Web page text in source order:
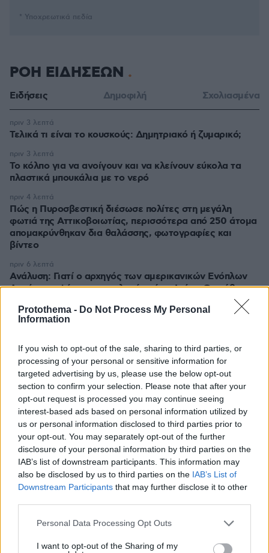
Protothema - Do Not Process My Personal
Information
If you wish to opt-out of the sale, sharing to third parties, or
processing of your personal or sensitive information for
targeted advertising by us, please use the below opt-out
section to confirm your selection. Please note that after your
opt-out request is processed you may continue seeing
interest-based ads based on personal information utilized by
us or personal information disclosed to third parties prior to
your opt-out. You may separately opt-out of the further
disclosure of your personal information by third parties on the
IAB’s list of downstream participants. This information may
also be disclosed by us to third parties on the IAB’s List of
Downstream Participants that may further disclose it to other
Please note that this website/app uses one or more Google
not limited to your visit or usage behaviour. You may click to
Personal Data Processing Opt Outs
I want to opt-out of the Sharing of my
* Υποχρεωτικά πεδία
ΡΟΗ ΕΙΔΗΣΕΩΝ
Ειδήσεις Δημοφιλή Σχολιασμένα
Τελικά τι είναι το κουσκούς: Δημητριακό ή ζυμαρικό;
πριν 3 λεπτά
Το κόλπο για να ανοίγουν και να κλείνουν εύκολα τα
πλαστικά μπουκάλια με το νερό
πριν 3 λεπτά
Πώς η Πυροσβεστική διέσωσε πολίτες στη μεγάλη
φωτιά της Αττικοβοιωτίας, περισσότερα από 250 άτομα
απομακρύνθηκαν δια θαλάσσης, φωτογραφίες και
βίντεο
πριν 4 λεπτά
Ανάλυση: Γιατί ο αρχηγός των αμερικανικών Ενόπλων
Δυνάμεων ψάχνει απεμπλοκή από το Ιράν - Οι φόβοι για
πριν 6 λεπτά
Λευκάδα
πριν 8 λεπτά
Διακοπές στην Πάτμο: Βουτιές στις ωραιότερες
παραλίες της
πριν 13 λεπτά
Χοληστερόλη: Πέντε κινήσεις ματ για να την ρίξετε
χαμηλά
πριν 24 λεπτά
Για αμύθητο συμβόλαιο του Σαλάχ γράφουν στην
Τουρκία: Θα παίρνει 30 εκατομμύρια τον χρόνο,
προβλέπονται έξοδα για κομμωτήρια και... χαρτί υγείας
πριν 25 λεπτά
πριν 26 λεπτά
πριν 32 λεπτά